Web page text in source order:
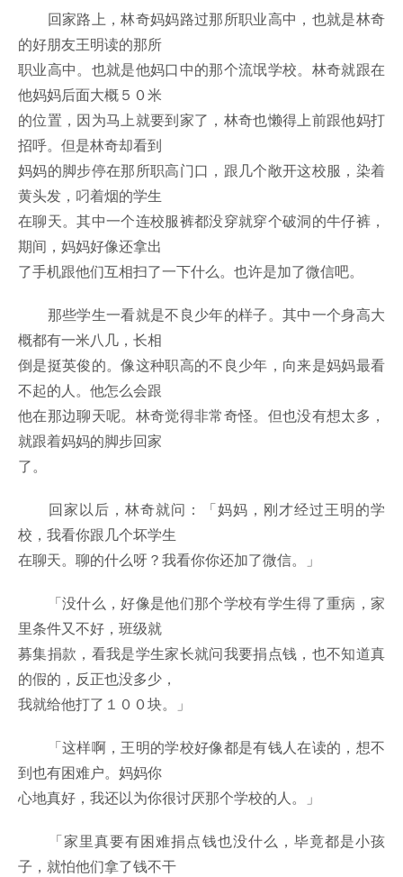
回家路上，林奇妈妈路过那所职业高中，也就是林奇
的好朋友王明读的那所
职业高中。也就是他妈口中的那个流氓学校。林奇就跟在
他妈妈后面大概５０米
的位置，因为马上就要到家了，林奇也懒得上前跟他妈打
招呼。但是林奇却看到
妈妈的脚步停在那所职高门口，跟几个敞开这校服，染着
黄头发，叼着烟的学生
在聊天。其中一个连校服裤都没穿就穿个破洞的牛仔裤，
期间，妈妈好像还拿出
了手机跟他们互相扫了一下什么。也许是加了微信吧。
那些学生一看就是不良少年的样子。其中一个身高大
概都有一米八几，长相
倒是挺英俊的。像这种职高的不良少年，向来是妈妈最看
不起的人。他怎么会跟
他在那边聊天呢。林奇觉得非常奇怪。但也没有想太多，
就跟着妈妈的脚步回家
了。
回家以后，林奇就问：「妈妈，刚才经过王明的学
校，我看你跟几个坏学生
在聊天。聊的什么呀？我看你你还加了微信。」
「没什么，好像是他们那个学校有学生得了重病，家
里条件又不好，班级就
募集捐款，看我是学生家长就问我要捐点钱，也不知道真
的假的，反正也没多少，
我就给他打了１００块。」
「这样啊，王明的学校好像都是有钱人在读的，想不
到也有困难户。妈妈你
心地真好，我还以为你很讨厌那个学校的人。」
「家里真要有困难捐点钱也没什么，毕竟都是小孩
子，就怕他们拿了钱不干